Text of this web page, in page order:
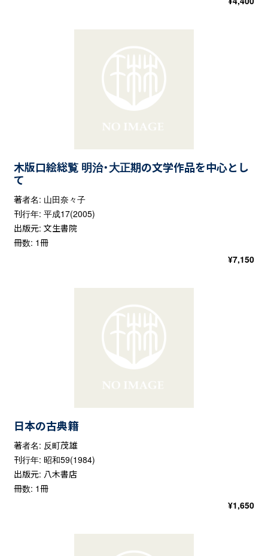
木版口絵総覧 明治・大正期の文学作品を中心とし
て
著者名: 山田奈々子
刊行年: 平成17(2005)
出版元: 文生書院
冊数: 1冊
¥7,150
日本の古典籍
著者名: 反町茂雄
刊行年: 昭和59(1984)
出版元: 八木書店
冊数: 1冊
¥1,650